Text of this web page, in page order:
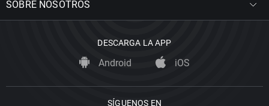
SOBRE NOSOTROS
DESCARGA LA APP
Android iOS
SÍGUENOS EN